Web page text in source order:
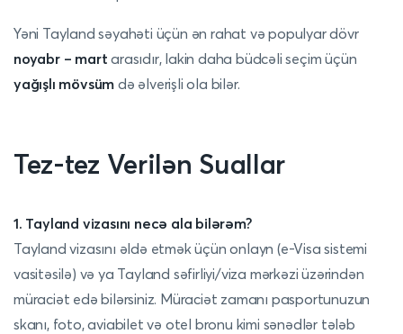
Yəni Tayland səyahəti üçün ən rahat və populyar dövr
noyabr – mart arasıdır, lakin daha büdcəli seçim üçün
yağışlı mövsüm də əlverişli ola bilər.
Tez-tez Verilən Suallar
1. Tayland vizasını necə ala bilərəm?
Tayland vizasını əldə etmək üçün onlayn (e-Visa sistemi
vasitəsilə) və ya Tayland səfirliyi/viza mərkəzi üzərindən
müraciət edə bilərsiniz. Müraciət zamanı pasportunuzun
skanı, foto, aviabilet və otel bronu kimi sənədlər tələb